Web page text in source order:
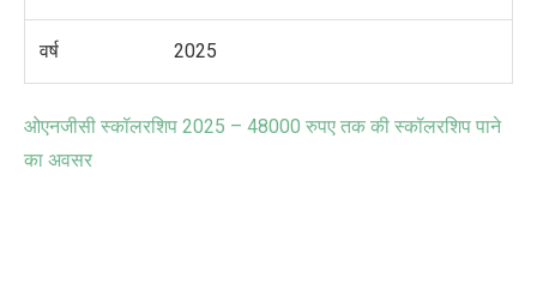
वर्ष 2025
ओएनजीसी स्कॉलरशिप 2025 – 48000 रुपए तक की स्कॉलरशिप पाने
का अवसर